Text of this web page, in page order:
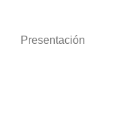
Presentación